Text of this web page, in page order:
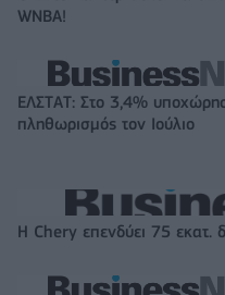
WNBA!
ΕΛΣΤΑΤ: Στο 3,4%
πληθωρισμός τον Ιούλιο
Η Chery επενδύει 75 εκατ.